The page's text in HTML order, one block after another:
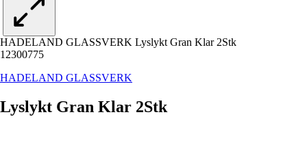
HADELAND GLASSVERK Lyslykt Gran Klar 2Stk
12300775
HADELAND GLASSVERK
Lyslykt Gran Klar 2Stk